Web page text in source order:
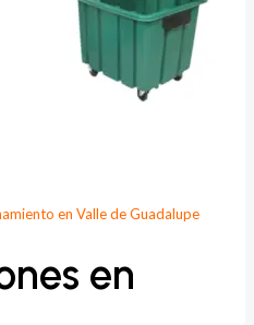
en Valle de Guadalupe
en